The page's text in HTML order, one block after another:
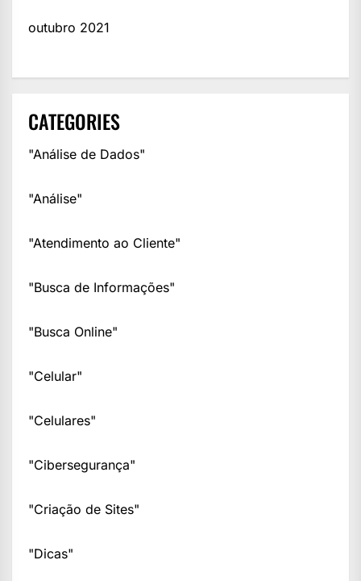
outubro 2021
CATEGORIES
"Análise de Dados"
"Análise"
"Atendimento ao Cliente"
"Busca de Informações"
"Busca Online"
"Celular"
"Celulares"
"Cibersegurança"
"Criação de Sites"
"Dicas"